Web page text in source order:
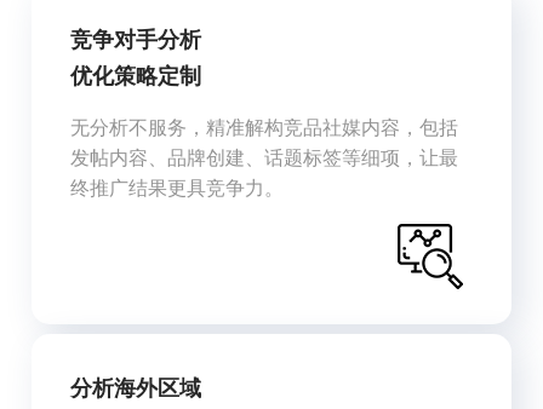
竞争对手分析
优化策略定制
无分析不服务，精准解构竞品社媒内容，包括
发帖内容、品牌创建、话题标签等细项，让最
终推广结果更具竞争力。
分析海外区域